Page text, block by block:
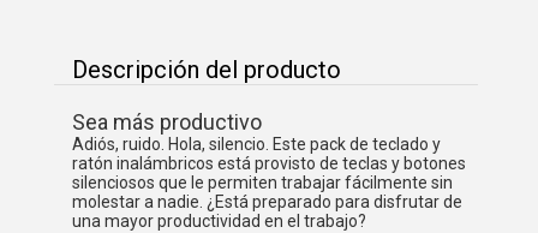
Descripción del producto
Sea más productivo
Adiós, ruido. Hola, silencio. Este pack de teclado y
ratón inalámbricos está provisto de teclas y botones
silenciosos que le permiten trabajar fácilmente sin
molestar a nadie. ¿Está preparado para disfrutar de
una mayor productividad en el trabajo?